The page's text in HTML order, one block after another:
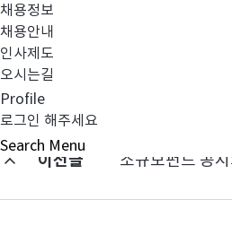
채용정보
채용안내
인사제도
오시는길
Profile
로그인 해주세요
Search Menu
로
브
라
질
증
권
모
이전글 소규모펀드 공